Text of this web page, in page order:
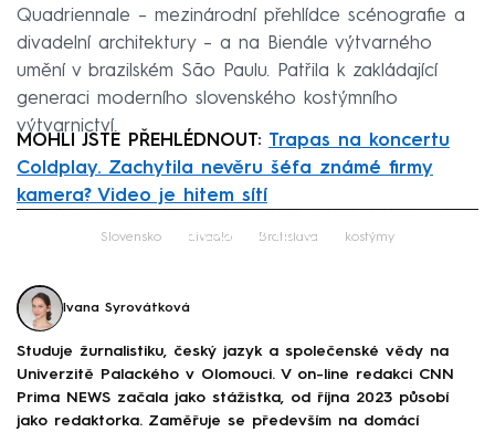
Quadriennale – mezinárodní přehlídce scénografie a
divadelní architektury – a na Bienále výtvarného
umění v brazilském São Paulu. Patřila k zakládající
generaci moderního slovenského kostýmního
výtvarnictví.
MOHLI JSTE PŘEHLÉDNOUT: Trapas na koncertu
Coldplay. Zachytila nevěru šéfa známé firmy
kamera? Video je hitem sítí
Failed to fetch
Slovensko divadlo Bratislava kostýmy
Ivana Syrovátková
Studuje žurnalistiku, český jazyk a společenské vědy na
Univerzitě Palackého v Olomouci. V on-line redakci CNN
Prima NEWS začala jako stážistka, od října 2023 působí
jako redaktorka. Zaměřuje se především na domácí